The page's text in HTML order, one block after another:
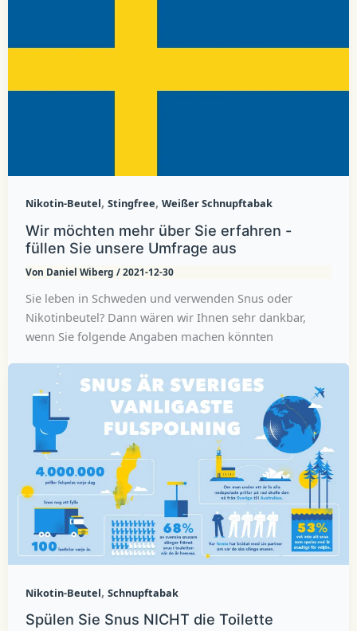
Nikotin-Beutel, Stingfree, Weißer Schnupftabak
Wir möchten mehr über Sie erfahren -
füllen Sie unsere Umfrage aus
Von Daniel Wiberg /2021-12-30
Sie leben in Schweden und verwenden Snus oder
Nikotinbeutel? Dann wären wir Ihnen sehr dankbar,
wenn Sie folgende Angaben machen könnten
Nikotin-Beutel, Schnupftabak
Spülen Sie Snus NICHT die Toilette